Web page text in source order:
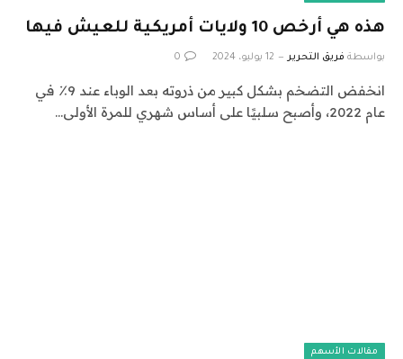
هذه هي أرخص 10 ولايات أمريكية للعيش فيها
بواسطة فريق التحرير 12 يوليو، 2024 0
انخفض التضخم بشكل كبير من ذروته بعد الوباء عند 9٪ في
عام 2022، وأصبح سلبيًا على أساس شهري للمرة الأولى…
مقالات الأسهم